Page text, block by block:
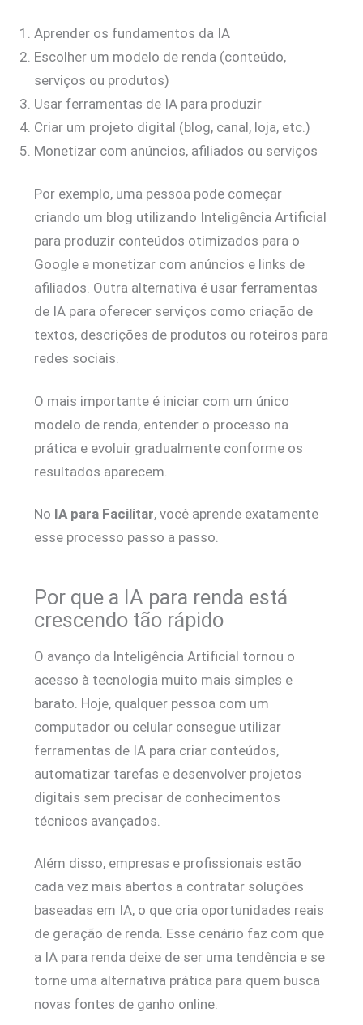
Aprender os fundamentos da IA
Escolher um modelo de renda (conteúdo,
serviços ou produtos)
Usar ferramentas de IA para produzir
Criar um projeto digital (blog, canal, loja, etc.)
Monetizar com anúncios, afiliados ou serviços
Por exemplo, uma pessoa pode começar
criando um blog utilizando Inteligência Artificial
para produzir conteúdos otimizados para o
Google e monetizar com anúncios e links de
afiliados. Outra alternativa é usar ferramentas
de IA para oferecer serviços como criação de
textos, descrições de produtos ou roteiros para
redes sociais.
O mais importante é iniciar com um único
modelo de renda, entender o processo na
prática e evoluir gradualmente conforme os
resultados aparecem.
No IA para Facilitar, você aprende exatamente
esse processo passo a passo.
Por que a IA para renda está
crescendo tão rápido
O avanço da Inteligência Artificial tornou o
acesso à tecnologia muito mais simples e
barato. Hoje, qualquer pessoa com um
computador ou celular consegue utilizar
ferramentas de IA para criar conteúdos,
automatizar tarefas e desenvolver projetos
digitais sem precisar de conhecimentos
técnicos avançados.
Além disso, empresas e profissionais estão
cada vez mais abertos a contratar soluções
baseadas em IA, o que cria oportunidades reais
de geração de renda. Esse cenário faz com que
a IA para renda deixe de ser uma tendência e se
torne uma alternativa prática para quem busca
novas fontes de ganho online.